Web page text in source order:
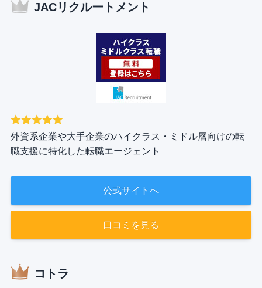
JACリクルートメント
外資系企業や大手企業のハイクラス・ミドル層向けの転
職支援に特化した転職エージェント
公式サイトへ
口コミを見る
コトラ